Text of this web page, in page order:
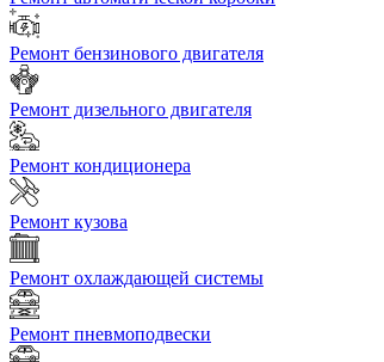
Ремонт бензинового двигателя
Ремонт дизельного двигателя
Ремонт кондиционера
Ремонт кузова
Ремонт охлаждающей системы
Ремонт пневмоподвески